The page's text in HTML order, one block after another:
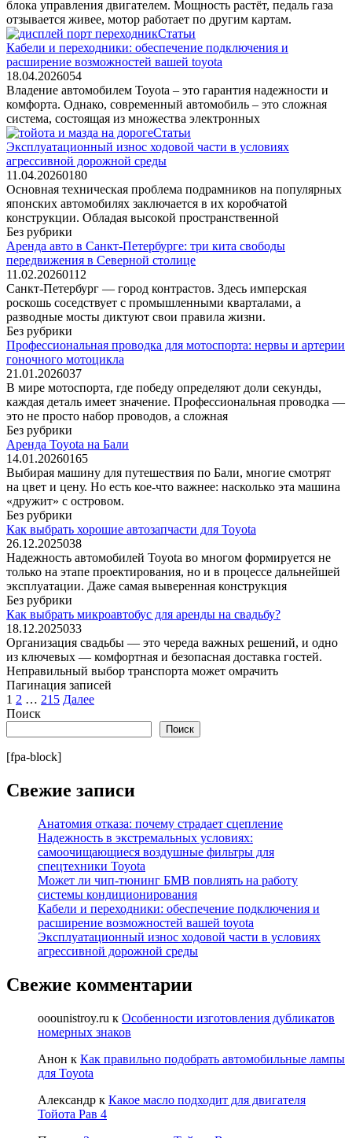
блока управления двигателем. Мощность растёт, педаль газа
отзывается живее, мотор работает по другим картам.
Статьи
Кабели и переходники: обеспечение подключения и
расширение возможностей вашей toyota
18.04.2026054
Владение автомобилем Toyota – это гарантия надежности и
комфорта. Однако, современный автомобиль – это сложная
система, состоящая из множества электронных
Статьи
Эксплуатационный износ ходовой части в условиях
агрессивной дорожной среды
11.04.20260180
Основная техническая проблема подрамников на популярных
японских автомобилях заключается в их коробчатой
конструкции. Обладая высокой пространственной
Без рубрики
Аренда авто в Санкт-Петербурге: три кита свободы
передвижения в Северной столице
11.02.20260112
Санкт-Петербург — город контрастов. Здесь имперская
роскошь соседствует с промышленными кварталами, а
разводные мосты диктуют свои правила жизни.
Без рубрики
Профессиональная проводка для мотоспорта: нервы и артерии
гоночного мотоцикла
21.01.2026037
В мире мотоспорта, где победу определяют доли секунды,
каждая деталь имеет значение. Профессиональная проводка —
это не просто набор проводов, а сложная
Без рубрики
Аренда Toyota на Бали
14.01.20260165
Выбирая машину для путешествия по Бали, многие смотрят
на цвет и цену. Но есть кое-что важнее: насколько эта машина
«дружит» с островом.
Без рубрики
Как выбрать хорошие автозапчасти для Toyota
26.12.2025038
Надежность автомобилей Toyota во многом формируется не
только на этапе проектирования, но и в процессе дальнейшей
эксплуатации. Даже самая выверенная конструкция
Без рубрики
Как выбрать микроавтобус для аренды на свадьбу?
18.12.2025033
Организация свадьбы — это череда важных решений, и одно
из ключевых — комфортная и безопасная доставка гостей.
Неправильный выбор транспорта может омрачить
Пагинация записей
1 2 … 215 Далее
Поиск
Поиск
[fpa-block]
Свежие записи
Анатомия отказа: почему страдает сцепление
Надежность в экстремальных условиях:
самоочищающиеся воздушные фильтры для
спецтехники Toyota
Может ли чип-тюнинг БМВ повлиять на работу
системы кондиционирования
Кабели и переходники: обеспечение подключения и
расширение возможностей вашей toyota
Эксплуатационный износ ходовой части в условиях
агрессивной дорожной среды
Свежие комментарии
ooounistroy.ru к Особенности изготовления дубликатов
номерных знаков
Анон к Как правильно подобрать автомобильные лампы
для Toyota
Александр к Какое масло подходит для двигателя
Тойота Рав 4